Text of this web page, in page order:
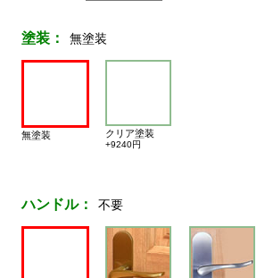
塗装： 無塗装
無塗装 クリア塗装
+9240円
ハンドル： 不要